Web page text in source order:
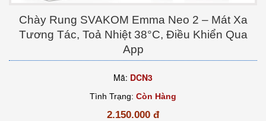
Chày Rung SVAKOM Emma Neo 2 – Mát Xa
Tương Tác, Toả Nhiệt 38°C, Điều Khiển Qua
App
Mã: DCN3
Tình Trạng: Còn Hàng
2.150.000 đ